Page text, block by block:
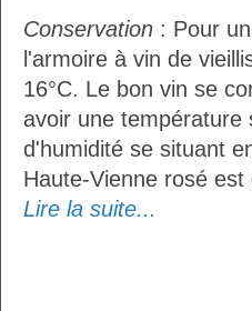
Conservation : Pour
l'armoire à vin de
16°C. Le bon vin se
avoir une température
d'humidité se situant
Haute-Vienne rosé
Lire la suite...